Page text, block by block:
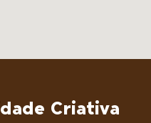
Criativa